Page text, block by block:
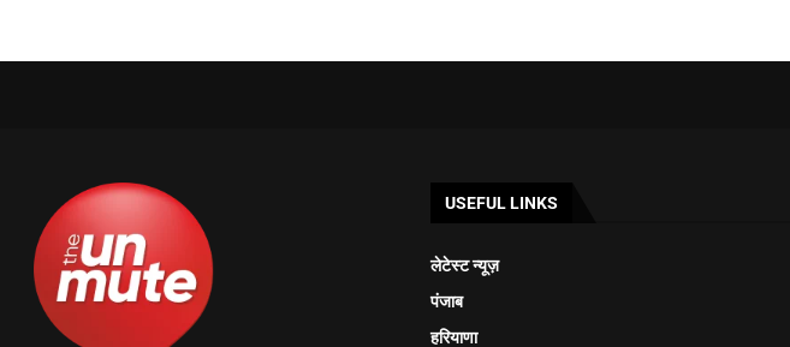
USEFUL LINKS
लेटेस्ट न्यूज़
पंजाब
हरियाणा